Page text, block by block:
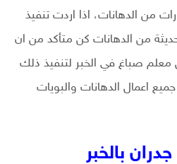
من الدهانات، اذا اردت تنفيذ
من الدهانات كن متأكد من ان
صباغ في الخبر لتنفيذ ذلك
اعمال الدهانات والبويات
بالخبر